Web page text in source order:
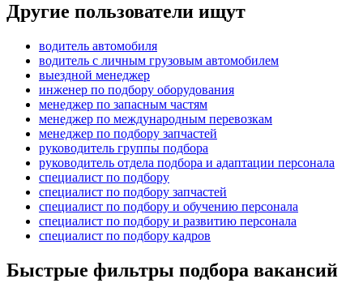
Другие пользователи ищут
водитель автомобиля
водитель с личным грузовым автомобилем
выездной менеджер
инженер по подбору оборудования
менеджер по запасным частям
менеджер по международным перевозкам
менеджер по подбору запчастей
руководитель группы подбора
руководитель отдела подбора и адаптации персонала
специалист по подбору
специалист по подбору запчастей
специалист по подбору и обучению персонала
специалист по подбору и развитию персонала
специалист по подбору кадров
Быстрые фильтры подбора вакансий